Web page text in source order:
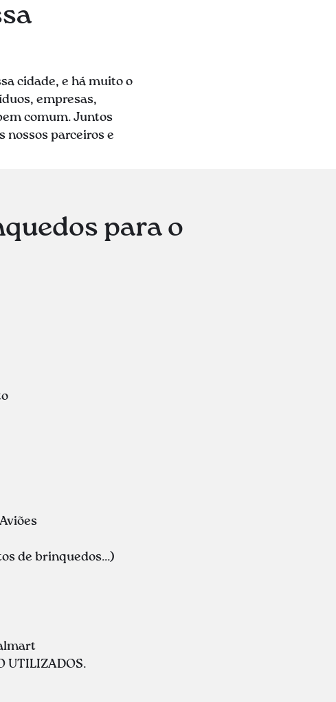
cidade, e há muito o
empresas,
comum. Juntos
nossos parceiros e
para o
de brinquedos...)
UTILIZADOS.